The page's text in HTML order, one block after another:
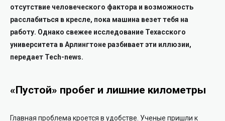
отсутствие человеческого фактора и возможность
расслабиться в кресле, пока машина везет тебя на
работу. Однако свежее исследование Техасского
университета в Арлингтоне разбивает эти иллюзии,
передает Tech-news.
«Пустой» пробег и лишние километры
Главная проблема кроется в удобстве. Ученые пришли к